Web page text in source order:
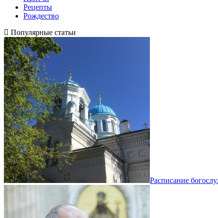
Рецепты
Рождество
Популярные статьи
Расписание